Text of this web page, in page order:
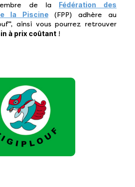
de la Fédération des
la Piscine(FPP) adhère au
ainsi vous pourrez retrouver
à prix coûtant !